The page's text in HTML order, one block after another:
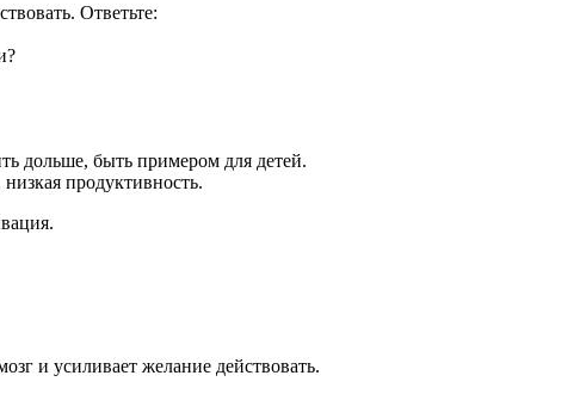
Ответьте:
дольше, быть примером для детей.
продуктивность.
и усиливает желание действовать.